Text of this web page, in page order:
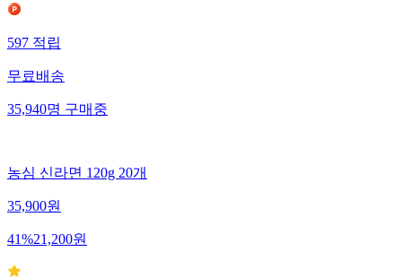
597 적립
무료배송
35,940명 구매중
농심 신라면 120g 20개
35,900원
41%21,200원